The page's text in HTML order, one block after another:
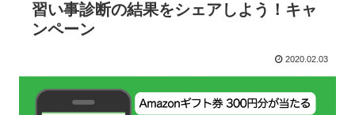
習い事診断の結果をシェアしよう！キャ
ンペーン
2020.02.03